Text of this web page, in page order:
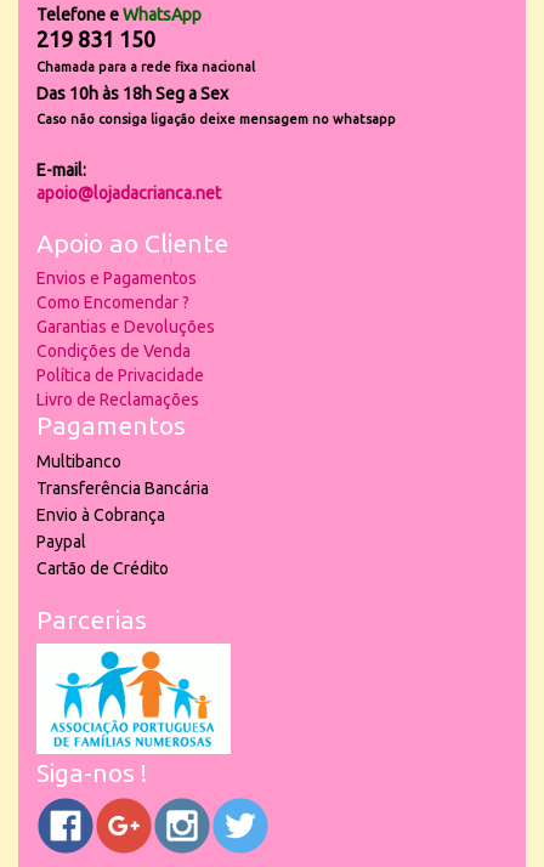
Telefone eWhatsApp
219 831 150
Chamada para a rede fixa nacional
Das 10h às 18h Seg a Sex
Caso não consiga ligação deixe mensagem no whatsapp
E-mail:
apoio@lojadacrianca.net
Apoio ao Cliente
Envios e Pagamentos
Como Encomendar ?
Garantias e Devoluções
Condições de Venda
Política de Privacidade
Livro de Reclamações
Pagamentos
Multibanco
Transferência Bancária
Envio à Cobrança
Paypal
Cartão de Crédito
Parcerias
Siga-nos !